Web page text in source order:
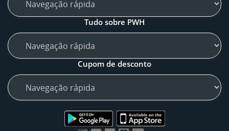
Tudo sobre PWH
Cupom de desconto